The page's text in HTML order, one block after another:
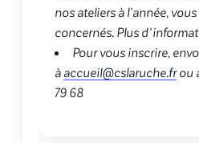
nos ateliers à l’année, vous
concernés. Plus
Pour vous inscrire,
à accueil@cslaruche.frou
79 68